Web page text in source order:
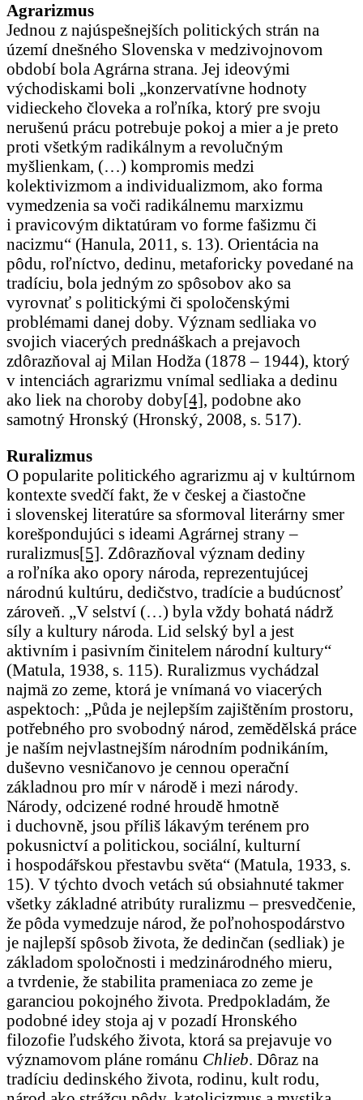
Agrarizmus
Jednou z najúspešnejších politických strán na
území dnešného Slovenska v medzivojnovom
období bola Agrárna strana. Jej ideovými
východiskami boli „konzervatívne hodnoty
vidieckeho človeka a roľníka, ktorý pre svoju
nerušenú prácu potrebuje pokoj a mier a je preto
proti všetkým radikálnym a revolučným
myšlienkam, (…) kompromis medzi
kolektivizmom a individualizmom, ako forma
vymedzenia sa voči radikálnemu marxizmu
i pravicovým diktatúram vo forme fašizmu či
nacizmu“ (Hanula, 2011, s. 13). Orientácia na
pôdu, roľníctvo, dedinu, metaforicky povedané na
tradíciu, bola jedným zo spôsobov ako sa
vyrovnať s politickými či spoločenskými
problémami danej doby. Význam sedliaka vo
svojich viacerých prednáškach a prejavoch
zdôrazňoval aj Milan Hodža (1878 – 1944), ktorý
v intenciách agrarizmu vnímal sedliaka a dedinu
ako liek na choroby doby[4], podobne ako
samotný Hronský (Hronský, 2008, s. 517).
Ruralizmus
O popularite politického agrarizmu aj v kultúrnom
kontexte svedčí fakt, že v českej a čiastočne
i slovenskej literatúre sa sformoval literárny smer
korešpondujúci s ideami Agrárnej strany –
ruralizmus[5]. Zdôrazňoval význam dediny
a roľníka ako opory národa, reprezentujúcej
národnú kultúru, dedičstvo, tradície a budúcnosť
zároveň. „V selství (…) byla vždy bohatá nádrž
síly a kultury národa. Lid selský byl a jest
aktivním i pasivním činitelem národní kultury“
(Matula, 1938, s. 115). Ruralizmus vychádzal
najmä zo zeme, ktorá je vnímaná vo viacerých
aspektoch: „Půda je nejlepším zajištěním prostoru,
potřebného pro svobodný národ, zemědělská práce
je naším nejvlastnejším národním podnikáním,
duševno vesničanovo je cennou operační
základnou pro mír v národě i mezi národy.
Národy, odcizené rodné hroudě hmotně
i duchovně, jsou příliš lákavým terénem pro
pokusnictví a politickou, sociální, kulturní
i hospodářskou přestavbu světa“ (Matula, 1933, s.
15). V týchto dvoch vetách sú obsiahnuté takmer
všetky základné atribúty ruralizmu – presvedčenie,
že pôda vymedzuje národ, že poľnohospodárstvo
je najlepší spôsob života, že dedinčan (sedliak) je
základom spoločnosti i medzinárodného mieru,
a tvrdenie, že stabilita prameniaca zo zeme je
garanciou pokojného života. Predpokladám, že
podobné idey stoja aj v pozadí Hronského
filozofie ľudského života, ktorá sa prejavuje vo
významovom pláne románu Chlieb. Dôraz na
tradíciu dedinského života, rodinu, kult rodu,